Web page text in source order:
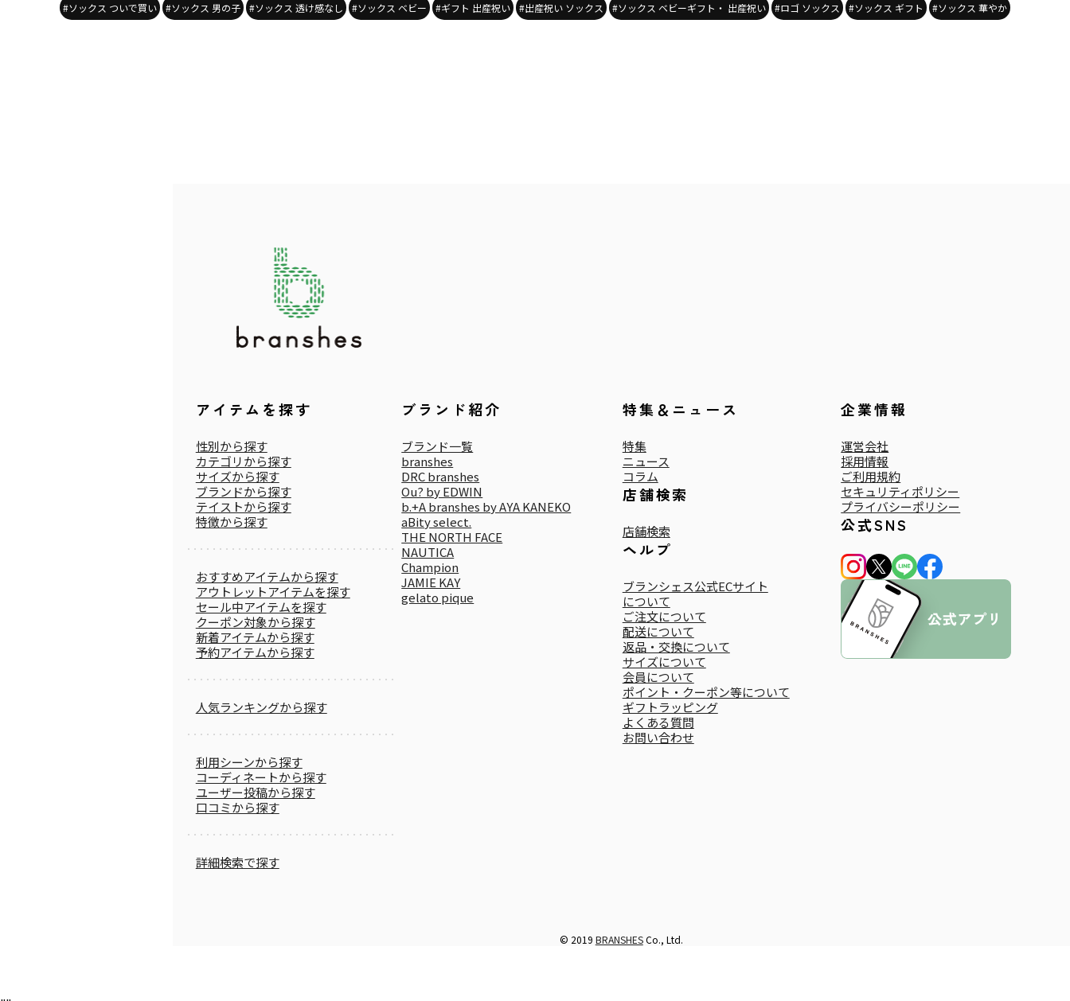
#ソックス ついで買い #ソックス 男の子 #ソックス 透け感なし #ソックス ベビー #ギフト 出産祝い #出産祝い ソックス #ソックス ベビーギフト・ 出産祝い #ロゴ ソックス #ソックス ギフト #ソックス 華やか
アイテムを探す
性別から探す
カテゴリから探す
サイズから探す
ブランドから探す
テイストから探す
特徴から探す
おすすめアイテムから探す
アウトレットアイテムを探す
セール中アイテムを探す
クーポン対象から探す
新着アイテムから探す
予約アイテムから探す
人気ランキングから探す
利用シーンから探す
コーディネートから探す
ユーザー投稿から探す
口コミから探す
詳細検索で探す
ブランド紹介
ブランド一覧
branshes
DRC branshes
Ou? by EDWIN
b.+A branshes by AYA KANEKO
aBity select.
THE NORTH FACE
NAUTICA
Champion
JAMIE KAY
gelato pique
特集＆ニュース
特集
ニュース
コラム
店舗検索
店舗検索
ヘルプ
ブランシェス公式ECサイト
について
ご注文について
配送について
返品・交換について
サイズについて
会員について
ポイント・クーポン等について
ギフトラッピング
よくある質問
お問い合わせ
企業情報
運営会社
採用情報
ご利用規約
セキュリティポリシー
プライバシーポリシー
公式SNS
© 2019 BRANSHESCo., Ltd.